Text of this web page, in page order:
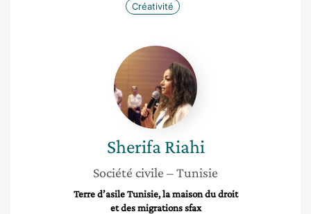
Créativité
Sherifa
Riahi
Sherifa Riahi
Société civile – Tunisie
Terre d’asile Tunisie, la maison du droit
et des migrations sfax